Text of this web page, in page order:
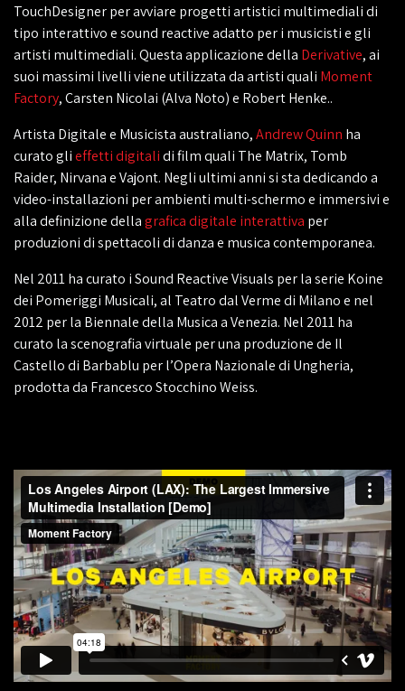
TouchDesigner per avviare progetti artistici multimediali di
tipo interattivo e sound reactive adatto per i musicisti e gli
artisti multimediali. Questa applicazione della Derivative, ai
suoi massimi livelli viene utilizzata da artisti quali Moment
Factory, Carsten Nicolai (Alva Noto) e Robert Henke..
Artista Digitale e Musicista australiano,Andrew Quinn ha
curato glieffetti digitalidi film quali The Matrix, Tomb
Raider, Nirvana e Vajont. Negli ultimi anni si sta dedicando a
video-installazioni per ambienti multi-schermo e immersivi e
alla definizione dellagrafica digitale interattiva per
produzioni di spettacoli di danza e musica contemporanea.
Nel 2011 ha curato i Sound Reactive Visuals per la serie Koine
dei Pomeriggi Musicali, al Teatro dal Verme di Milano e nel
2012 per la Biennale della Musica a Venezia. Nel 2011 ha
curato la scenografia virtuale per una produzione de Il
Castello di Barbablu per l’Opera Nazionale di Ungheria,
prodotta da Francesco Stocchino Weiss.